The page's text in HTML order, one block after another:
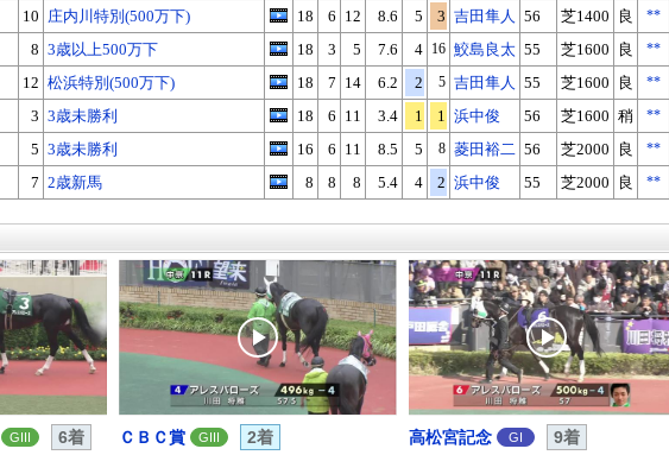
10 庄内川特別(500万下) 18 6 12 8.6 5 3 吉田隼人 56 芝1400 良 **
8 3歳以上500万下 18 3 5 7.6 4 16 鮫島良太 55 芝1600 良 **
12 松浜特別(500万下) 18 7 14 6.2 2 5 吉田隼人 55 芝1600 良 **
3 3歳未勝利 18 6 11 3.4 1 1 浜中俊 56 芝1600 稍 **
5 3歳未勝利 16 6 11 8.5 5 8 菱田裕二 56 芝2000 良 **
7 2歳新馬 8 8 8 5.4 4 2 浜中俊 55 芝2000 良 **
GIII
6着
ＣＢＣ賞 GIII
2着
高松宮記念 GI
9着